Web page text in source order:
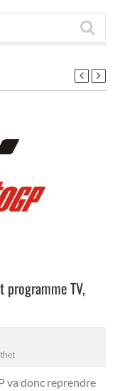
programme TV,
va donc reprendre